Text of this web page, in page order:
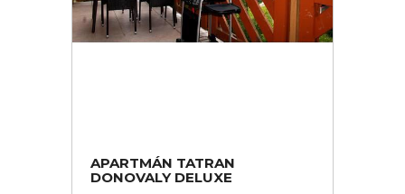
APARTMÁN TATRAN
DONOVALY DELUXE